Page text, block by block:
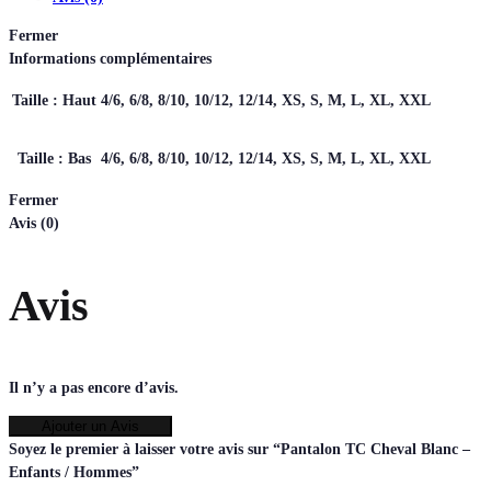
Fermer
Informations complémentaires
Taille : Haut 4/6, 6/8, 8/10, 10/12, 12/14, XS, S, M, L, XL, XXL
Taille : Bas 4/6, 6/8, 8/10, 10/12, 12/14, XS, S, M, L, XL, XXL
Fermer
Avis (0)
Avis
Il n’y a pas encore d’avis.
Soyez le premier à laisser votre avis sur “Pantalon TC Cheval Blanc –
Enfants / Hommes”